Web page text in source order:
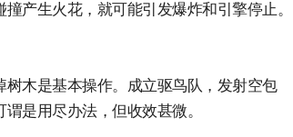
产生火花，就可能引发爆炸和引擎停止。
木是基本操作。成立驱鸟队，发射空包
是用尽办法，但收效甚微。